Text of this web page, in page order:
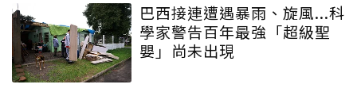
巴西接連遭遇暴雨、旋風...科
學家警告百年最強「超級聖
嬰」尚未出現